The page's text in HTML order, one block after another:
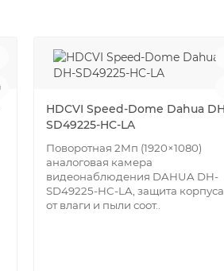
HDCVI Speed-Dome Dahua
SD49225-HC-LA
Поворотная 2Мп (1920×1080)
аналоговая камера
видеонаблюдения DAHUA DH-
SD49225-HC-LA, защита корпуса
от влаги и пыли соот..